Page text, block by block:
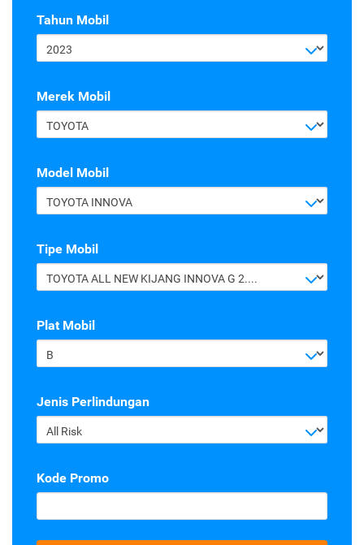
Tahun Mobil
2023
Merek Mobil
TOYOTA
Model Mobil
TOYOTA INNOVA
Tipe Mobil
TOYOTA ALL NEW KIJANG INNOVA G 2.4 A/T DIESEL
Plat Mobil
B
Jenis Perlindungan
All Risk
Kode Promo